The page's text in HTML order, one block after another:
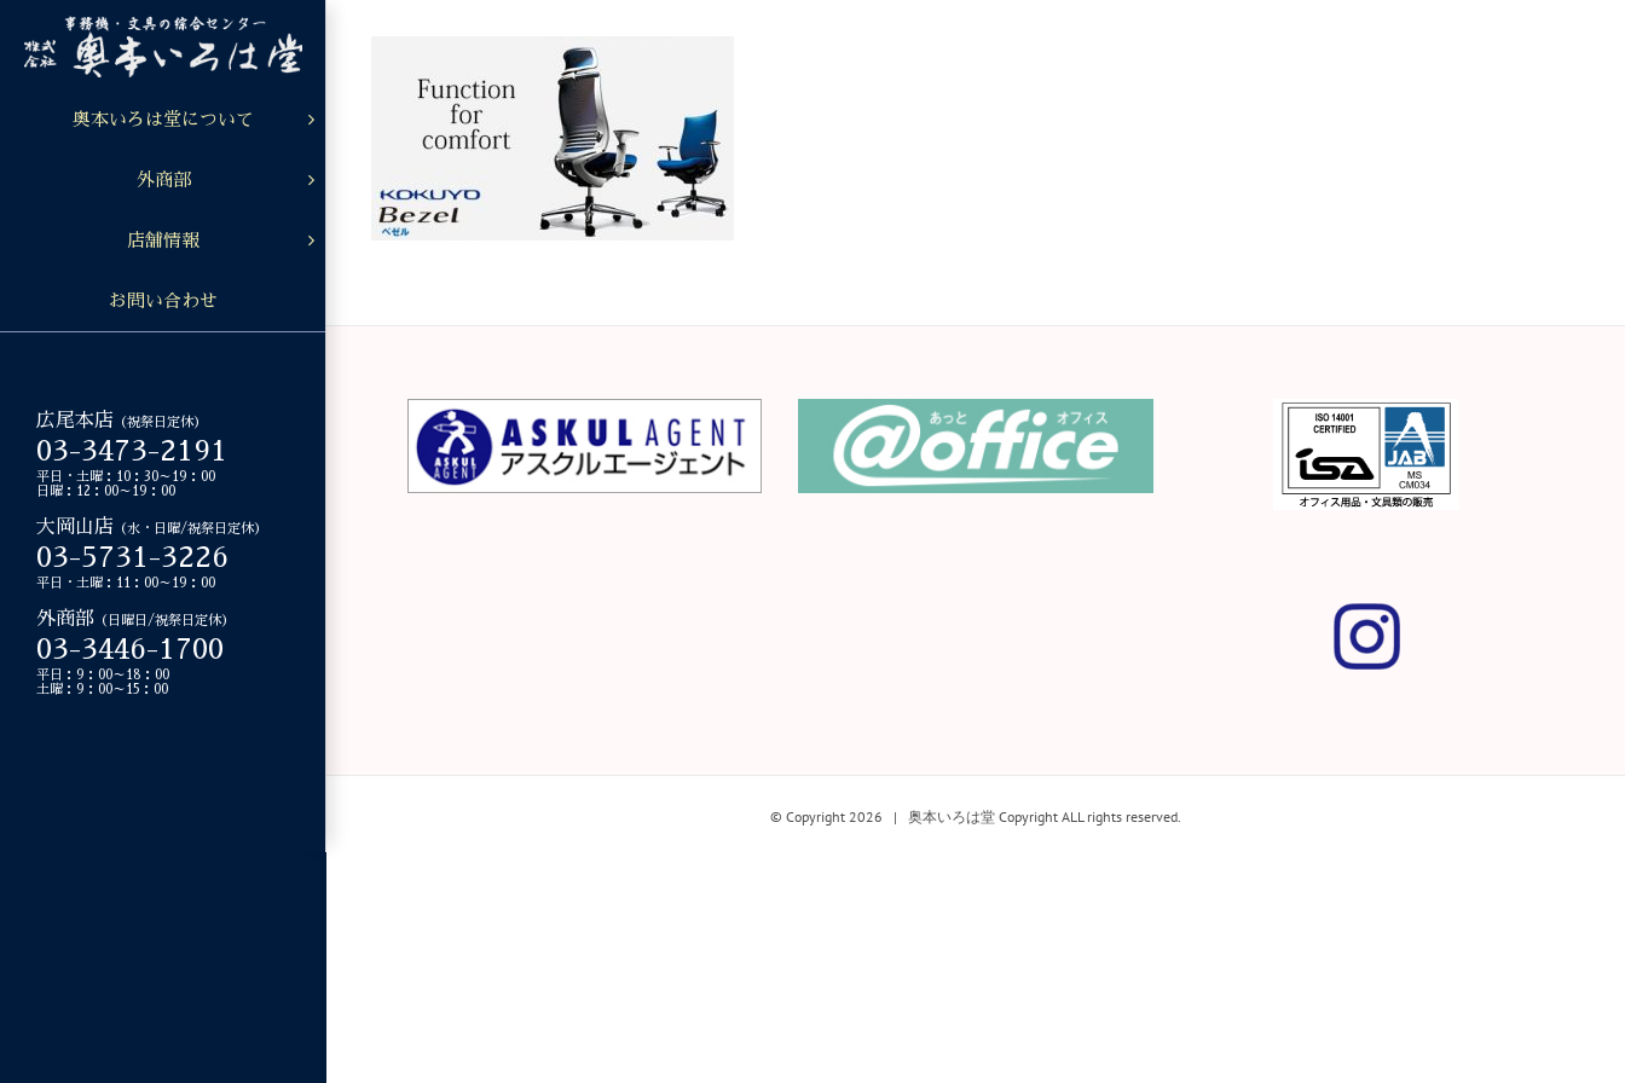
content
奥本いろは堂について
外商部
店舗情報
お問い合わせ
広尾本店 （祝祭日定休）
03-3473-2191
平日・土曜：10：30～19：00
日曜：12：00～19：00
大岡山店 （水・日曜/祝祭日定休）
03-5731-3226
平日・土曜：11：00～19：00
外商部 （日曜日/祝祭日定休）
03-3446-1700
平日：9：00～18：00
土曜：9：00～15：00
© Copyright 2026 | 奥本いろは堂 Copyright ALL rights reserved.